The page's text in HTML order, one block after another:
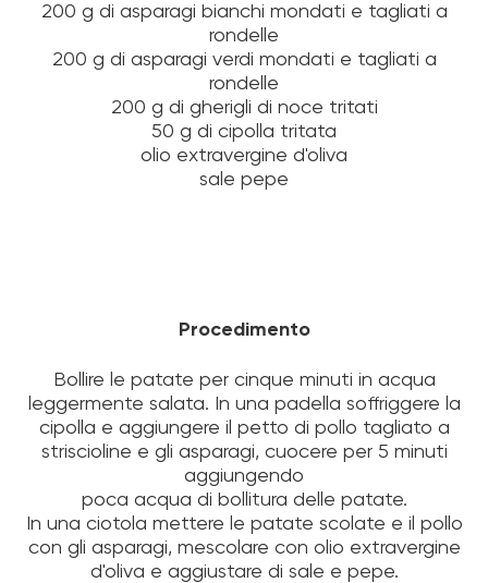
200 g di asparagi bianchi mondati e tagliati a
rondelle
200 g di asparagi verdi mondati e tagliati a
rondelle
200 g di gherigli di noce tritati
50 g di cipolla tritata
olio extravergine d'oliva
sale pepe
Procedimento
Bollire le patate per cinque minuti in acqua
leggermente salata. In una padella soffriggere la
cipolla e aggiungere il petto di pollo tagliato a
striscioline e gli asparagi, cuocere per 5 minuti
aggiungendo
poca acqua di bollitura delle patate.
In una ciotola mettere le patate scolate e il pollo
con gli asparagi, mescolare con olio extravergine
d'oliva e aggiustare di sale e pepe.